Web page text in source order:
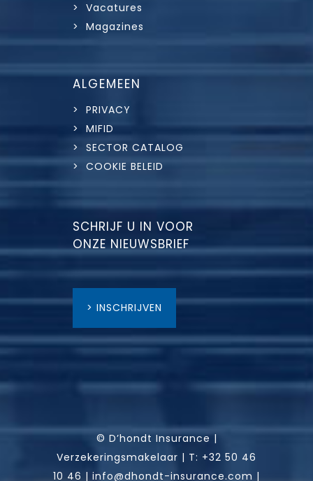
> Vacatures
> Magazines
ALGEMEEN
> PRIVACY
> MIFID
> SECTOR CATALOG
> COOKIE BELEID
SCHRIJF U IN VOOR
ONZE NIEUWSBRIEF
> INSCHRIJVEN
© D’hondt Insurance |
Verzekeringsmakelaar | T: +32 50 46
10 46 | info@dhondt-insurance.com |